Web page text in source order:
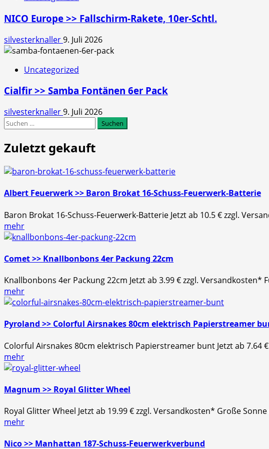
NICO Europe >> Fallschirm-Rakete, 10er-Schtl.
silvesterknaller9. Juli 2026
Uncategorized
Cialfir >> Samba Fontänen 6er Pack
silvesterknaller9. Juli 2026
Suchen
Zuletzt gekauft
Albert Feuerwerk >> Baron Brokat 16-Schuss-Feuerwerk-Batterie
Baron Brokat 16-Schuss-Feuerwerk-Batterie Jetzt ab 10.5 € zzgl.
mehr
Comet >> Knallbonbons 4er Packung 22cm
Knallbonbons 4er Packung 22cm Jetzt ab 3.99 € zzgl. Versandkosten*
mehr
Pyroland >> Colorful Airsnakes 80cm elektrisch Papierstreamer
Colorful Airsnakes 80cm elektrisch Papierstreamer bunt Jetzt ab
mehr
Magnum >> Royal Glitter Wheel
Royal Glitter Wheel Jetzt ab 19.99 € zzgl. Versandkosten* Große
mehr
Nico >> Manhattan 187-Schuss-Feuerwerkverbund